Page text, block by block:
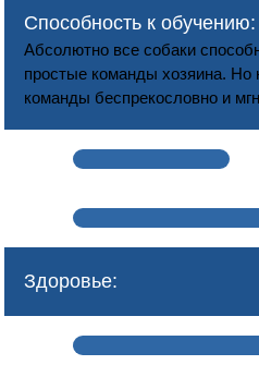
Способность к обучению:
Абсолютно все собаки
простые команды хозяина. Но
команды беспрекословно и
Здоровье: